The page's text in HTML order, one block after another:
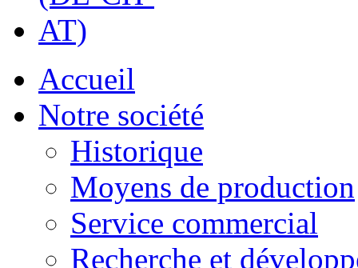
Accueil
Notre société
Historique
Moyens de production
Service commercial
Recherche et